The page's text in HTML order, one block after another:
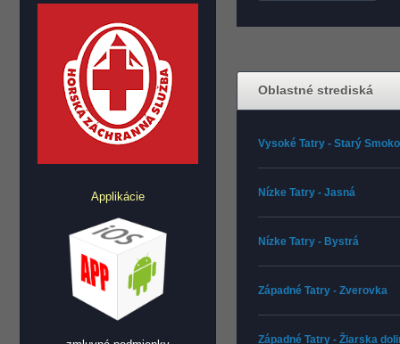
Applikácie
Oblastné strediská
Vysoké Tatry - Starý
Nízke Tatry - Jasná
Nízke Tatry - Bystrá
Západné Tatry - Zverovka
Západné Tatry - Žiarska